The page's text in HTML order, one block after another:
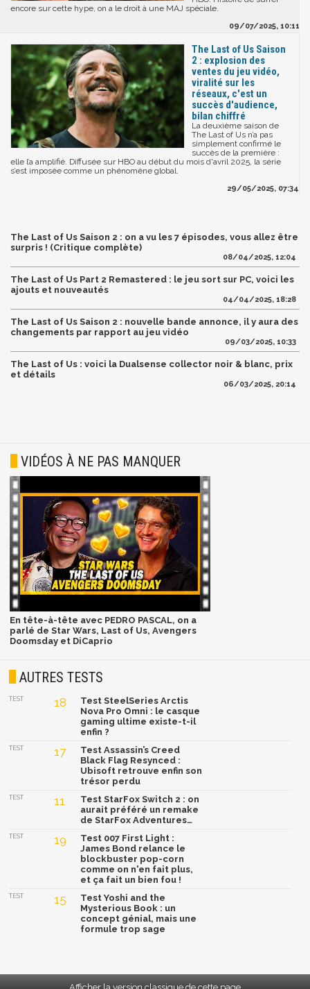
encore sur cette hype, on a le droit à une MAJ spéciale.
09/07/2025, 10:11
The Last of Us Saison
2 : explosion des
ventes du jeu vidéo,
viralité sur les
réseaux, c'est un
succès d'audience,
bilan chiffré
La deuxième saison de
The Last of Us n’a pas
simplement confirmé le
succès de la première :
elle l’a amplifié. Diffusée sur HBO au début du mois d'avril 2025, la série
s’est imposée comme un phénomène global.
29/05/2025, 07:34
The Last of Us Saison 2 : on a vu les 7 épisodes, vous allez être
surpris ! (Critique complète)
08/04/2025, 12:04
The Last of Us Part 2 Remastered : le jeu sort sur PC, voici les
ajouts et nouveautés
04/04/2025, 18:28
The Last of Us Saison 2 : nouvelle bande annonce, il y aura des
changements par rapport au jeu vidéo
09/03/2025, 10:33
The Last of Us : voici la Dualsense collector noir & blanc, prix
et détails
06/03/2025, 20:14
VIDÉOS À NE PAS MANQUER
En tête-à-tête avec PEDRO PASCAL, on a
parlé de Star Wars, Last of Us, Avengers
Doomsday et DiCaprio
AUTRES TESTS
TEST 18
Test SteelSeries Arctis
Nova Pro Omni : le casque
gaming ultime existe-t-il
enfin ?
TEST 17
Test Assassin’s Creed
Black Flag Resynced :
Ubisoft retrouve enfin son
trésor perdu
TEST 11
Test StarFox Switch 2 : on
aurait préféré un remake
de StarFox Adventures…
TEST 19
Test 007 First Light :
James Bond relance le
blockbuster pop-corn
comme on n'en fait plus,
et ça fait un bien fou !
TEST 15
Test Yoshi and the
Mysterious Book : un
concept génial, mais une
formule trop sage